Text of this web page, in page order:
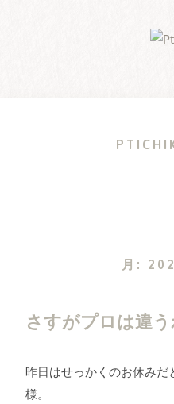
月:
さすがプロは違
昨日はせっかくのお休み
様。